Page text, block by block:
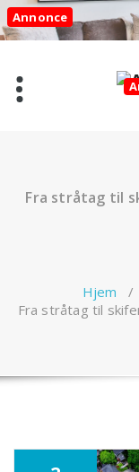
Videre
til
indhold
Annonce
Fra stråtag til
Hjem /
Fra stråtag til
Annonce